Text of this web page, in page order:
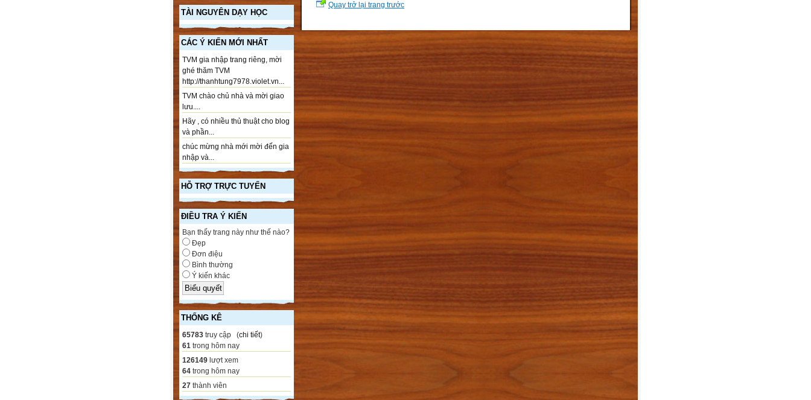
TÀI NGUYÊN DẠY HỌC
CÁC Ý KIẾN MỚI NHẤT
TVM gia nhập trang riêng, mời
ghé thăm TVM
http://thanhtung7978.violet.vn...
TVM chào chủ nhà và mời giao
lưu....
Hãy , có nhiều thủ thuật cho blog
và phần...
chúc mừng nhà mới mời đến gia
nhập và...
HỖ TRỢ TRỰC TUYẾN
ĐIỀU TRA Ý KIẾN
Bạn thấy trang này như thế nào?
Đẹp
Đơn điệu
Bình thường
Ý kiến khác
THỐNG KÊ
65783 truy cập (chi tiết)
61 trong hôm nay
126149 lượt xem
64 trong hôm nay
27 thành viên
Quay trở lại trang trước